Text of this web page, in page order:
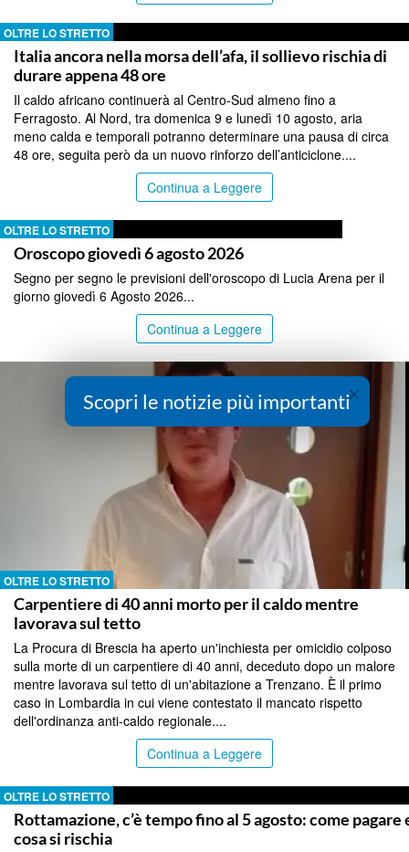
OLTRE LO STRETTO
Italia ancora nella morsa dell’afa, il sollievo rischia di
durare appena 48 ore
Il caldo africano continuerà al Centro-Sud almeno fino a
Ferragosto. Al Nord, tra domenica 9 e lunedì 10 agosto, aria
meno calda e temporali potranno determinare una pausa di circa
48 ore, seguita però da un nuovo rinforzo dell’anticiclone....
Continua a Leggere
OLTRE LO STRETTO
Oroscopo giovedì 6 agosto 2026
Segno per segno le previsioni dell'oroscopo di Lucia Arena per il
giorno giovedì 6 Agosto 2026...
Continua a Leggere
OLTRE LO STRETTO
Carpentiere di 40 anni morto per il caldo mentre
lavorava sul tetto
La Procura di Brescia ha aperto un'inchiesta per omicidio colposo
sulla morte di un carpentiere di 40 anni, deceduto dopo un malore
mentre lavorava sul tetto di un'abitazione a Trenzano. È il primo
caso in Lombardia in cui viene contestato il mancato rispetto
dell'ordinanza anti-caldo regionale....
Continua a Leggere
OLTRE LO STRETTO
Rottamazione, c’è tempo fino al 5 agosto: come pagare
cosa si rischia
×
Scopri le notizie più importanti